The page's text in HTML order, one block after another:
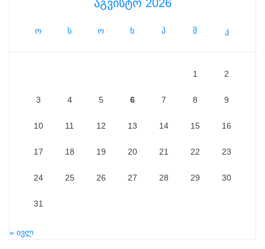
აგვისტო 2026
ო ს ო ხ პ შ კ
1 2
3 4 5 6 7 8 9
10 11 12 13 14 15 16
17 18 19 20 21 22 23
24 25 26 27 28 29 30
31
« ივლ